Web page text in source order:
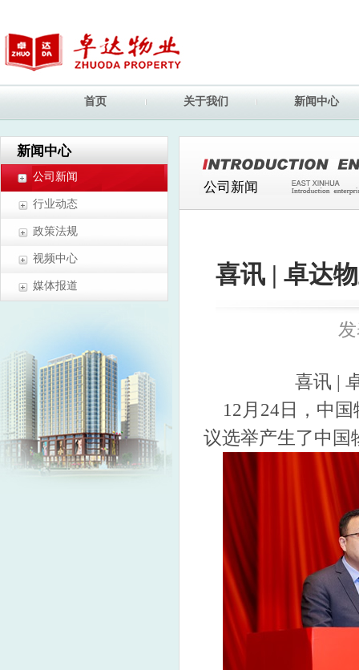
首页 关于我们 新闻中心
新闻中心
公司新闻
行业动态
政策法规
视频中心
媒体报道
公司新闻
喜讯 | 卓达
喜讯 |
12月24日，中
议选举产生了中国